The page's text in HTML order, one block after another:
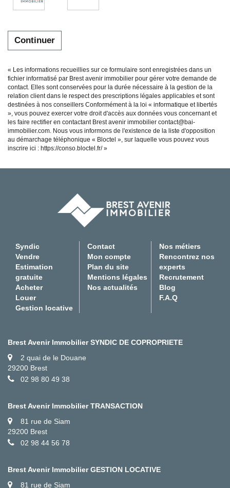
Continuer
« Les informations recueillies sur ce formulaire sont enregistrées dans un
fichier informatisé par Brest avenir immobilier pour gérer votre demande de
contact. Elles sont conservées pour la durée nécessaire à la gestion de la
relation client dans le respect des prescriptions légales applicables et sont
destinées à nos conseillers Conformément à la loi « informatique et libertés
», vous pouvez exercer votre droit d'accès aux données vous concernant et
les faire rectifier en contactant Brest avenir immobilier contact@bai-
immobilier.com. Nous vous informons de l'existence de la liste d'opposition
au démarchage téléphonique « Bloctel », sur laquelle vous pouvez vous
inscrire ici : https://conso.bloctel.fr/»
Syndic
Vendre
Estimation
gratuite
Acheter
Louer
Gestion locative
Contact
Mon compte
Plan du site
Mentions légales
Nos actualités
Nos métiers
Rencontrez nos
experts
Recrutement
Blog
F.A.Q
Brest Avenir Immobilier SYNDIC DE COPROPRIETE
2 quai de le Douane
29200 Brest
02 98 80 49 38
Brest Avenir Immobilier TRANSACTION
81 rue de Siam
29200 Brest
02 98 44 56 78
Brest Avenir Immobilier GESTION LOCATIVE
81 rue de Siam